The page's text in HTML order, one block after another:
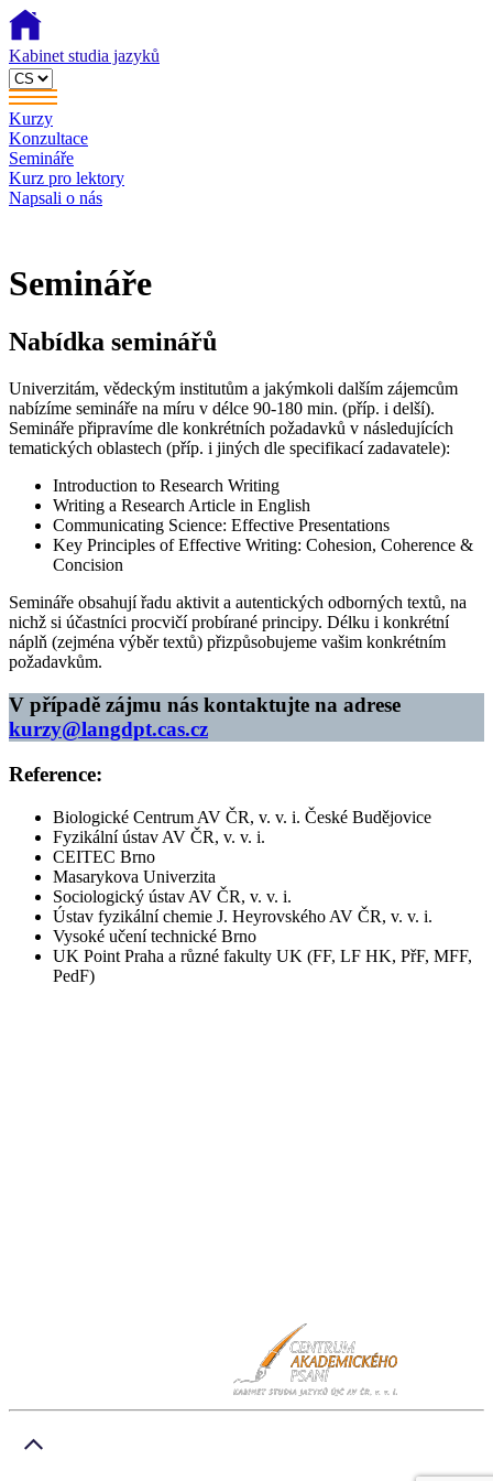
Kabinet studia jazyků
Kurzy
Konzultace
Semináře
Kurz pro lektory
Napsali o nás
Semináře
Nabídka seminářů
Univerzitám, vědeckým institutům a jakýmkoli dalším zájemcům
nabízíme semináře na míru v délce 90-180 min. (příp. i delší).
Semináře připravíme dle konkrétních požadavků v následujících
tematických oblastech (příp. i jiných dle specifikací zadavatele):
Introduction to Research Writing
Writing a Research Article in English
Communicating Science: Effective Presentations
Key Principles of Effective Writing: Cohesion, Coherence &
Concision
Semináře obsahují řadu aktivit a autentických odborných textů, na
nichž si účastníci procvičí probírané principy. Délku i konkrétní
náplň (zejména výběr textů) přizpůsobujeme vašim konkrétním
požadavkům.
V případě zájmu nás kontaktujte na adrese
kurzy@langdpt.cas.cz
Reference:
Biologické Centrum AV ČR, v. v. i. České Budějovice
Fyzikální ústav AV ČR, v. v. i.
CEITEC Brno
Masarykova Univerzita
Sociologický ústav AV ČR, v. v. i.
Ústav fyzikální chemie J. Heyrovského AV ČR, v. v. i.
Vysoké učení technické Brno
UK Point Praha a různé fakulty UK (FF, LF HK, PřF, MFF,
PedF)